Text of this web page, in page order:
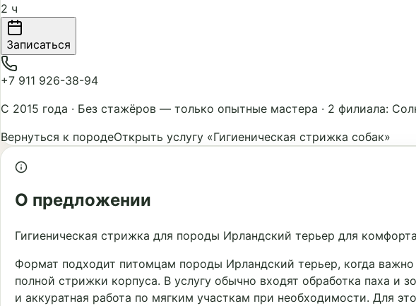
2 ч
Записаться
+7 911 926-38-94
С 2015 года · Без стажёров — только опытные мастера · 2 филиала:
Вернуться к породеОткрыть услугу «Гигиеническая стрижка собак»
О предложении
Гигиеническая стрижка для породы Ирландский терьер для
Формат подходит питомцам породы Ирландский терьер, когда
полной стрижки корпуса. В услугу обычно входят обработка паха и
и аккуратная работа по мягким участкам при необходимости. Для